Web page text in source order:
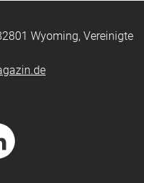
Wyoming, Vereinigte